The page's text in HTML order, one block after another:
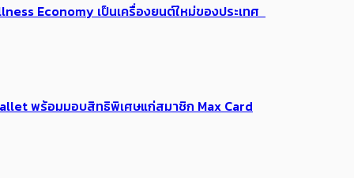
Economy เป็นเครื่องยนต์ใหม่ของประเทศ
พร้อมมอบสิทธิพิเศษแก่สมาชิก Max Card